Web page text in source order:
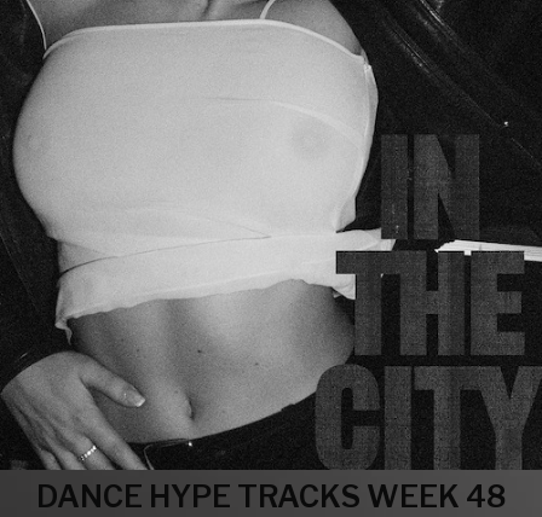
DANCE HYPE TRACKS WEEK 48